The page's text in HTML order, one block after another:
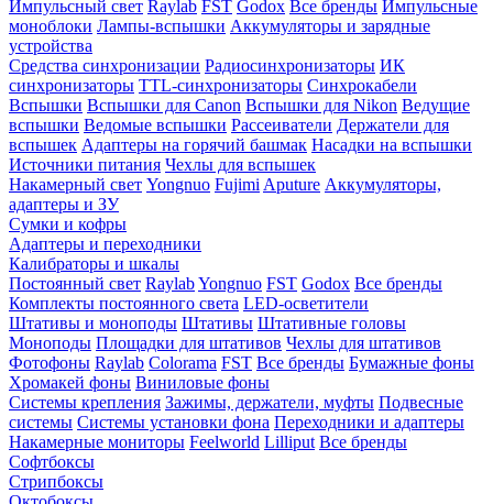
Импульсный свет Raylab FST Godox Все бренды Импульсные
моноблоки Лампы-вспышки Аккумуляторы и зарядные
устройства
Средства синхронизации Радиосинхронизаторы ИК
синхронизаторы TTL-синхронизаторы Синхрокабели
Вспышки Вспышки для Canon Вспышки для Nikon Ведущие
вспышки Ведомые вспышки Рассеиватели Держатели для
вспышек Адаптеры на горячий башмак Насадки на вспышки
Источники питания Чехлы для вспышек
Накамерный свет Yongnuo Fujimi Aputure Аккумуляторы,
адаптеры и ЗУ
Сумки и кофры
Адаптеры и переходники
Калибраторы и шкалы
Постоянный свет RaylabYongnuo FST Godox Все бренды
Комплекты постоянного света LED-осветители
Штативы и моноподы Штативы Штативные головы
Моноподы Площадки для штативов Чехлы для штативов
Фотофоны Raylab Colorama FST Все бренды Бумажные фоны
Хромакей фоны Виниловые фоны
Системы крепления Зажимы, держатели, муфты Подвесные
системы Системы установки фона Переходники и адаптеры
Накамерные мониторы Feelworld Lilliput Все бренды
Софтбоксы
Стрипбоксы